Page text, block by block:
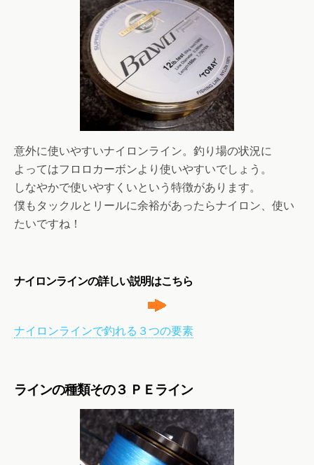
意外に使いやすいナイロンライン。釣り場の状況に
よってはフロロカーボンより使いやすいでしょう。
しなやかで使いやすくいという特徴があります。
僕もタックルとリールに余裕があったらナイロン、使い
たいですね！
ナイロンラインの詳しい説明はこちら
ナイロンラインで釣れる３つの要素
ラインの種類その３ ＰＥライン